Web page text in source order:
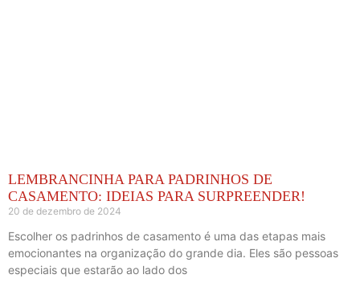
LEMBRANCINHA PARA PADRINHOS DE
CASAMENTO: IDEIAS PARA SURPREENDER!
20 de dezembro de 2024
Escolher os padrinhos de casamento é uma das etapas mais
emocionantes na organização do grande dia. Eles são pessoas
especiais que estarão ao lado dos